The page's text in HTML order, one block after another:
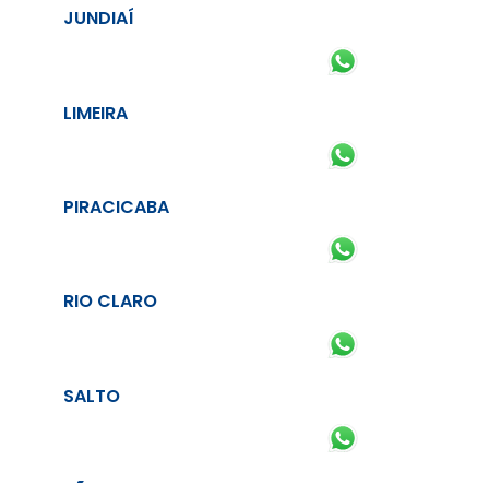
JUNDIAÍ
LIMEIRA
PIRACICABA
RIO CLARO
SALTO